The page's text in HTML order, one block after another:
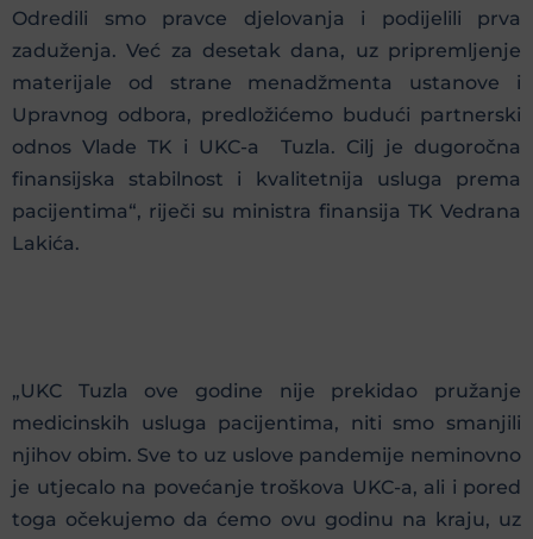
Odredili smo pravce djelovanja i podijelili prva
zaduženja. Već za desetak dana, uz pripremljenje
materijale od strane menadžmenta ustanove i
Upravnog odbora, predložićemo budući partnerski
odnos Vlade TK i UKC-a Tuzla. Cilj je dugoročna
finansijska stabilnost i kvalitetnija usluga prema
pacijentima“, riječi su ministra finansija TK Vedrana
Lakića.
„UKC Tuzla ove godine nije prekidao pružanje
medicinskih usluga pacijentima, niti smo smanjili
njihov obim. Sve to uz uslove pandemije neminovno
je utjecalo na povećanje troškova UKC-a, ali i pored
toga očekujemo da ćemo ovu godinu na kraju, uz